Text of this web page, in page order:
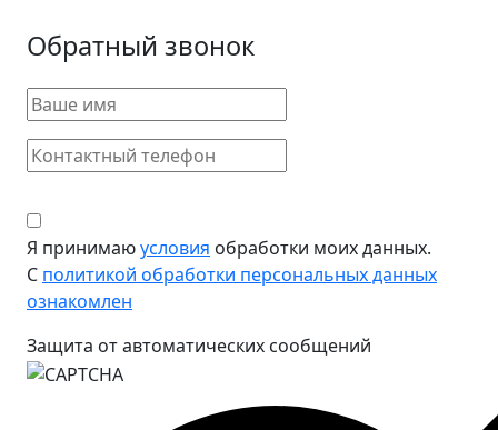
Обратный звонок
Я принимаюусловия обработки моих данных.
С политикой обработки персональных данных
ознакомлен
Защита от автоматических сообщений